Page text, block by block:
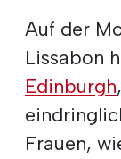
Auf der
Lissabon
Edinburgh
Frauen,